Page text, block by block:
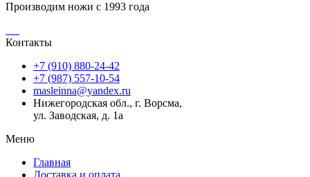
Производим ножи с 1993 года
Контакты
+7 (910) 880-24-42
+7 (987) 557-10-54
masleinna@yandex.ru
Нижегородская обл., г. Ворсма,
ул. Заводская, д. 1а
Меню
Главная